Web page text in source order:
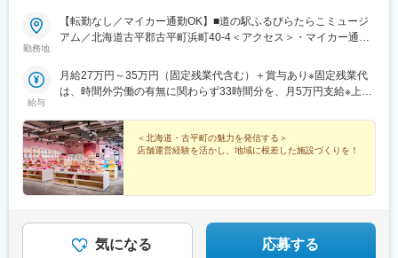
勤務地
【転勤なし／マイカー通勤OK】■道の駅ふるびらたらこミュージ
アム／北海道古平郡古平町浜町40-4＜アクセス＞・マイカー通勤
港から車で約2時間札幌市中心部から車で約1時間30分受動喫煙防
止対策：屋内禁煙
給与
月給27万円～35万円（固定残業代含む）＋賞与あり※固定残業代
は、時間外労働の有無に関わらず33時間分を、月5万円支給※上記
のち決定します（査定は毎年更新）
＜北海道・古平町の魅力を発信する＞
店舗運営経験を活かし、地域に根差した施設づくりを！
気になる 応募する